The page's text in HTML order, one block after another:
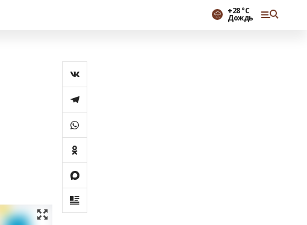
+28 °С
Дождь